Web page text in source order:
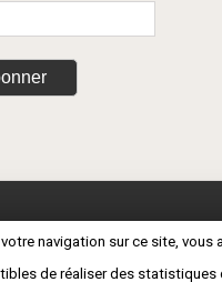
navigation sur ce site,
de réaliser des statistiques